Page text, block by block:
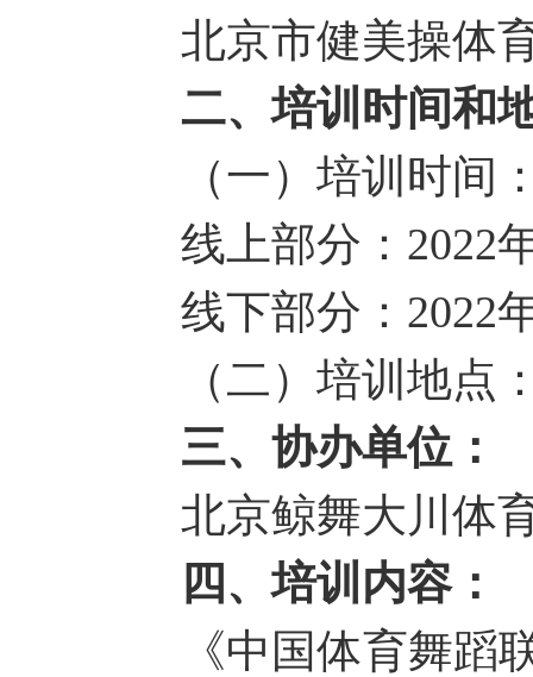
北京市健美操体
二、培训时间和
（一）培训时间
线上部分：2022
线下部分：2022
（二）培训地点
三、协办单位：
北京鲸舞大川体
四、培训内容：
《中国体育舞蹈